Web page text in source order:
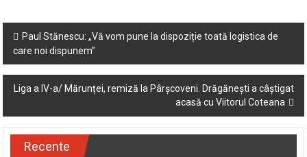
Post
navigation
Paul Stănescu: „Vă vom pune la dispoziție toată logistica de
care noi dispunem”
Liga a IV-a/ Mărunței, remiză la Pârșcoveni. Drăgănești a câștigat
acasă cu Viitorul Coteana
Recente